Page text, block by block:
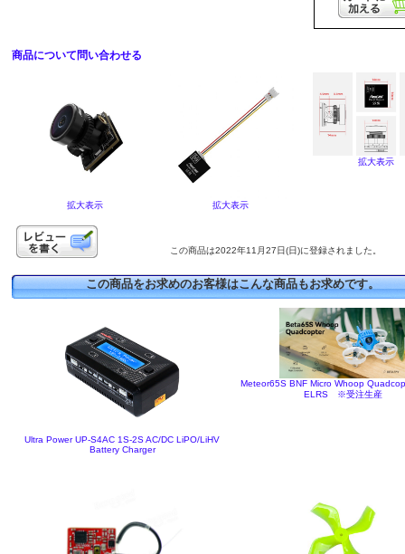
商品について問い合わせる
拡大表示 拡大表示
拡大表示
この商品は2022年11月27日(日)に登録されました。
この商品をお求めのお客様はこんな商品もお求めです。
Ultra Power UP-S4AC 1S-2S AC/DC LiPO/LiHV
Battery Charger
Meteor65S BNF Micro Whoop
ELRS ※受注生産